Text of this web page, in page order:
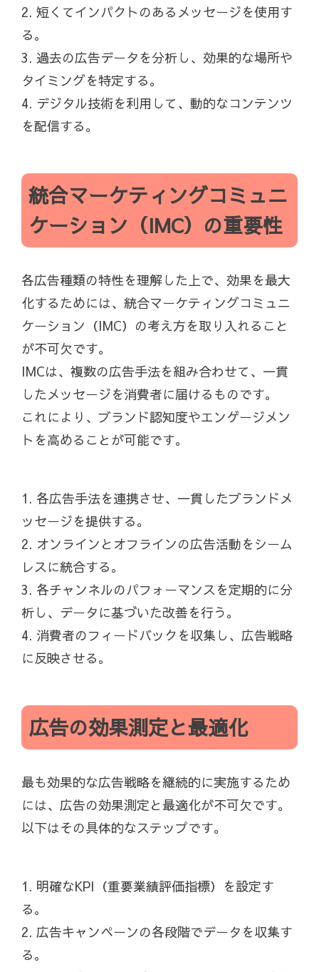
2. 短くてインパクトのあるメッセージを使用す
る。
3. 過去の広告データを分析し、効果的な場所や
タイミングを特定する。
4. デジタル技術を利用して、動的なコンテンツ
を配信する。
統合マーケティングコミュニ
ケーション（IMC）の重要性
各広告種類の特性を理解した上で、効果を最大
化するためには、統合マーケティングコミュニ
ケーション（IMC）の考え方を取り入れること
が不可欠です。
IMCは、複数の広告手法を組み合わせて、一貫
したメッセージを消費者に届けるものです。
これにより、ブランド認知度やエンゲージメン
トを高めることが可能です。
1. 各広告手法を連携させ、一貫したブランドメ
ッセージを提供する。
2. オンラインとオフラインの広告活動をシーム
レスに統合する。
3. 各チャンネルのパフォーマンスを定期的に分
析し、データに基づいた改善を行う。
4. 消費者のフィードバックを収集し、広告戦略
に反映させる。
広告の効果測定と最適化
最も効果的な広告戦略を継続的に実施するため
には、広告の効果測定と最適化が不可欠です。
以下はその具体的なステップです。
1. 明確なKPI（重要業績評価指標）を設定す
る。
2. 広告キャンペーンの各段階でデータを収集す
る。